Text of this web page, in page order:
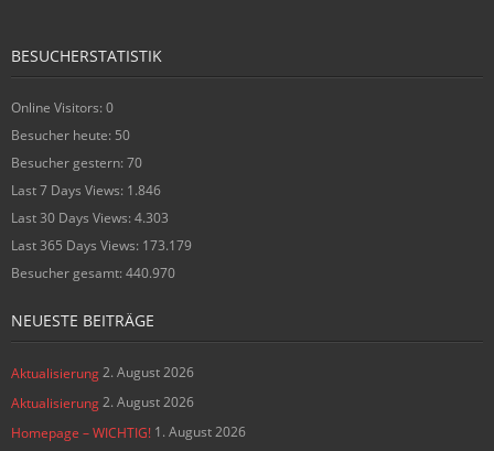
BESUCHERSTATISTIK
Online Visitors: 0
Besucher heute: 50
Besucher gestern: 70
Last 7 Days Views: 1.846
Last 30 Days Views: 4.303
Last 365 Days Views: 173.179
Besucher gesamt: 440.970
NEUESTE BEITRÄGE
Aktualisierung2. August 2026
Aktualisierung2. August 2026
Homepage – WICHTIG! 1. August 2026